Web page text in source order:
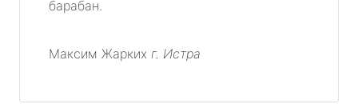
барабан.
Максим Жарких г. Истра